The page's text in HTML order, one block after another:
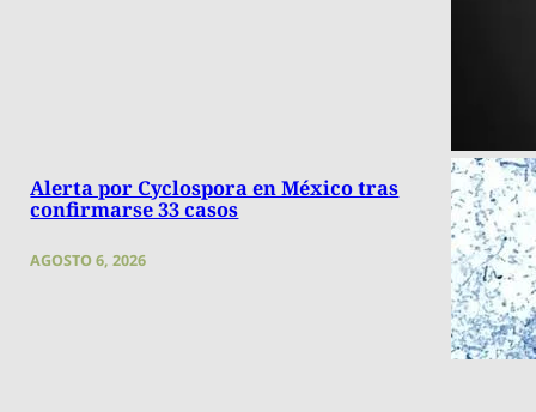
Alerta por Cyclospora en México tras
confirmarse 33 casos
AGOSTO 6, 2026